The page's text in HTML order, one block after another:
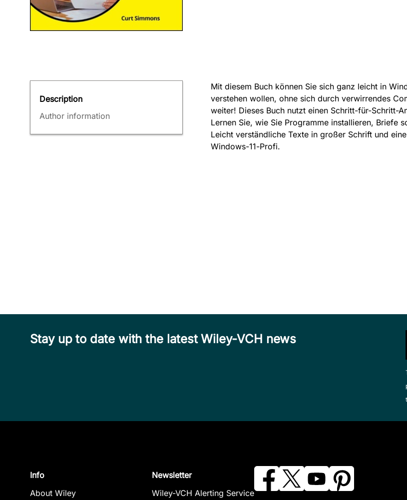
Description
Author information
Mit diesem Buch können Sie sich ganz leicht in
verstehen wollen, ohne sich durch verwirrendes
weiter! Dieses Buch nutzt einen Schritt-für-Schritt-
Lernen Sie, wie Sie Programme installieren, Briefe
Leicht verständliche Texte in großer Schrift und
Windows-11-Profi.
Stay up to date with the latest Wiley-VCH news
Info
About Wiley
Newsletter
Wiley-VCH Alerting Service